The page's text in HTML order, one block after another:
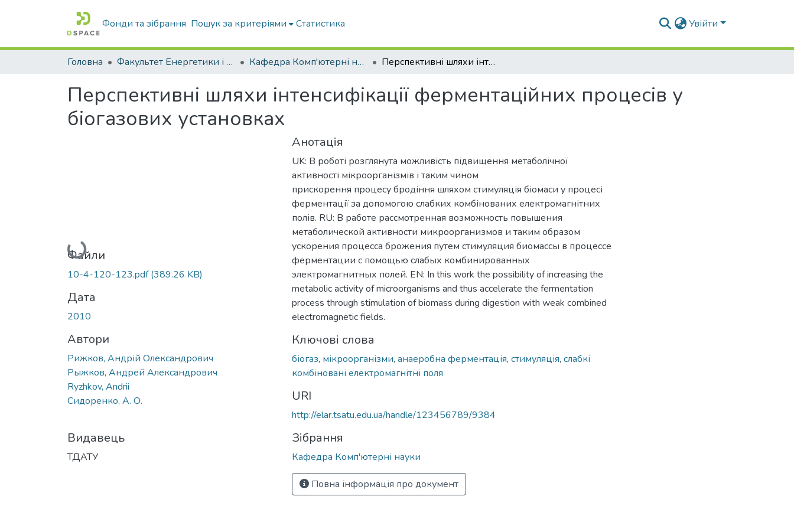
Фонди та зібрання Пошук за критеріями Статистика Увійти
Головна Факультет Енергетики і комп'ютерних технологій Кафедра Комп'ютерні науки Перспективні шляхи інтенсифікації ферментаційних процесів у біогазових установках
Перспективні шляхи інтенсифікації ферментаційних процесів у
біогазових установках
Вантажиться...
Файли
10-4-120-123.pdf(389.26 KB)
Дата
2010
Автори
Рижков, Андрій Олександрович
Рыжков, Андрей Александрович
Ryzhkov, Andrii
Сидоренко, А. О.
Видавець
ТДАТУ
Анотація
UK: В роботі розглянута можливість підвищення метаболічної
активності мікроорганізмів і таким чином
прискорення процесу бродіння шляхом стимуляція біомаси у процесі
ферментації за допомогою слабких комбінованих електромагнітних
полів. RU: В работе рассмотренная возможность повышения
метаболической активности микроорганизмов и таким образом
ускорения процесса брожения путем стимуляция биомассы в процессе
ферментации с помощью слабых комбинированных
электромагнитных полей. EN: In this work the possibility of increasing the
metabolic activity of microorganisms and thus accelerate the fermentation
process through stimulation of biomass during digestion with weak combined
electromagnetic fields.
Ключові слова
біогаз, мікроорганізми, анаеробна ферментація, стимуляція, слабкі
комбіновані електромагнітні поля
URI
http://elar.tsatu.edu.ua/handle/123456789/9384
Зібрання
Кафедра Комп'ютерні науки
Повна інформація про документ